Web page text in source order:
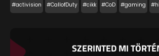
#activision #CallofDuty #cikk #CoD #gaming
SZERINTED MI